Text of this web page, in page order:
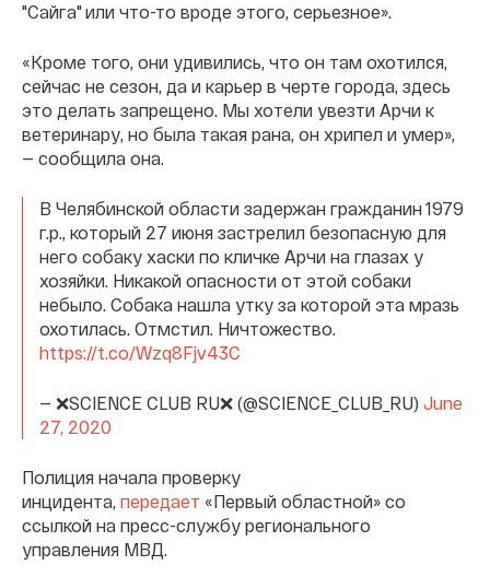
"Сайга" или что-то вроде этого, серьезное».
«Кроме того, они удивились, что он там охотился,
сейчас не сезон, да и карьер в черте города, здесь
это делать запрещено. Мы хотели увезти Арчи к
ветеринару, но была такая рана, он хрипел и умер»,
— сообщила она.
В Челябинской области задержан гражданин 1979
г.р., который 27 июня застрелил безопасную для
него собаку хаски по кличке Арчи на глазах у
хозяйки. Никакой опасности от этой собаки
небыло. Собака нашла утку за которой эта мразь
охотилась. Отмстил. Ничтожество.
https://t.co/Wzq8Fjv43C
— ❌SCIENCE CLUB RU❌ (@SCIENCE_CLUB_RU) June
27, 2020
Полиция начала проверку
инцидента, передает «Первый областной» со
ссылкой на пресс-службу регионального
управления МВД.